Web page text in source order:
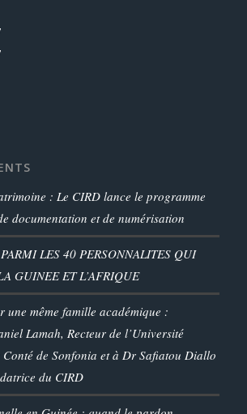
: Le CIRD lance le programme
documentation et de numérisation
LES 40 PERSONNALITES QUI
GUINEE ET L’AFRIQUE
une même famille académique :
Lamah, Recteur de l’Université
de Sonfonia et à Dr Safiatou Diallo
du CIRD